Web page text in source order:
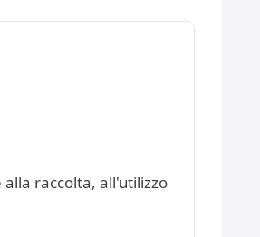
raccolta, all'utilizzo